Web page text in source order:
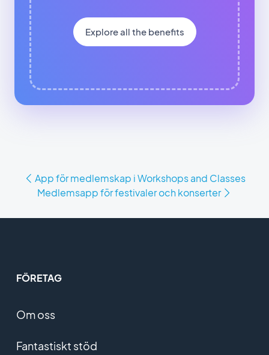
Explore all the benefits
App för medlemskap i Workshops and Classes
Medlemsapp för festivaler och konserter
FÖRETAG
Om oss
Fantastiskt stöd